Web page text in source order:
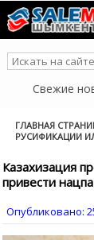
Перейти
содержанию
Свежие
ГЛАВНАЯ
РУСИФИКАЦИИ
Казахизация
привести
Опубликовано: